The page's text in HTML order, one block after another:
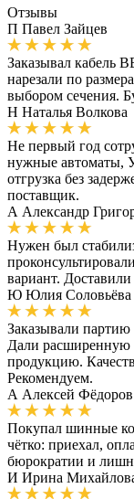
Отзывы
П Павел Зайцев
Заказывал кабель
нарезали по
выбором сечения.
Н Наталья Волкова
Не первый год
нужные автоматы,
отгрузка без
поставщик.
А Александр
Нужен был
вариант.
Ю Юлия Соловьёва
Заказывали партию
Дали расширенную
продукцию.
Рекомендуем.
А Алексей Фёдоров
Покупал шинные
чётко: приехал,
бюрократии и
И Ирина